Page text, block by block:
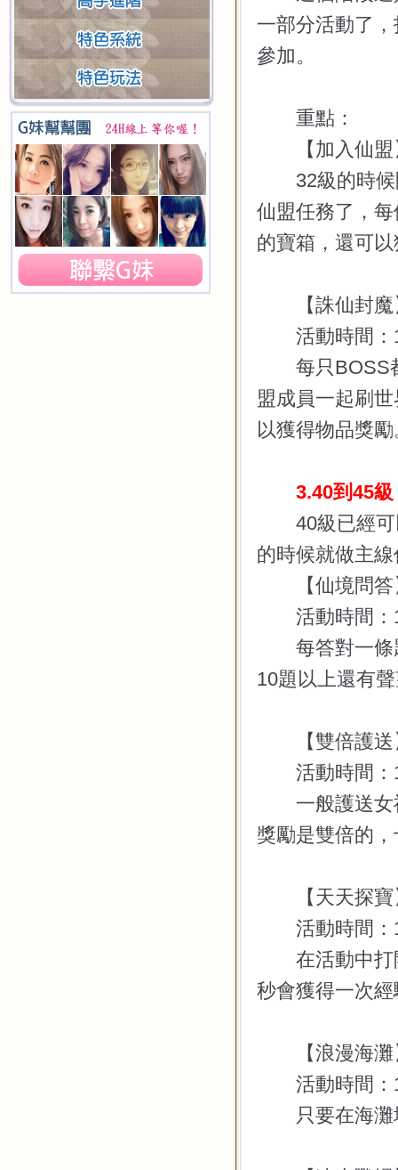
一部分活動了
參加。
重點：
【加入仙盟
32級的時
仙盟任務了，
的寶箱，還可
【誅仙封魔
活動時間：
每只BOSS
盟成員一起刷世
以獲得物品獎勵
3.40到 45級
40級已經
的時候就做主
【仙境問答
活動時間：
每答對一條題
10題以上還有
【雙倍護送
活動時間：
一般護送女
獎勵是雙倍的
【天天探寶
活動時間：
在活動中打開
秒會獲得一次
【浪漫海灘
活動時間：
只要在海灘